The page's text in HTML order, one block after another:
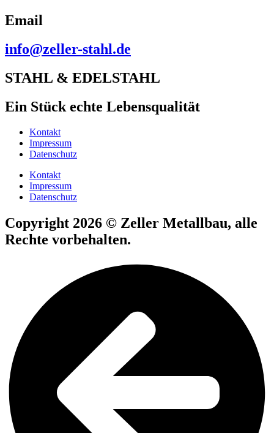
Email
info@zeller-stahl.de
STAHL & EDELSTAHL
Ein Stück echte Lebensqualität
Kontakt
Impressum
Datenschutz
Kontakt
Impressum
Datenschutz
Copyright 2026 © Zeller Metallbau, alle
Rechte vorbehalten.